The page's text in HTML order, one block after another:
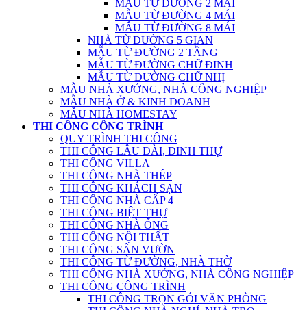
MẪU TỪ ĐƯỜNG 2 MÁI
MẪU TỪ ĐƯỜNG 4 MÁI
MẪU TỪ ĐƯỜNG 8 MÁI
NHÀ TỪ ĐƯỜNG 5 GIAN
MẪU TỪ ĐƯỜNG 2 TẦNG
MẪU TỪ ĐƯỜNG CHỮ ĐINH
MẪU TỪ ĐƯỜNG CHỮ NHỊ
MẪU NHÀ XƯỞNG, NHÀ CÔNG NGHIỆP
MẪU NHÀ Ở & KINH DOANH
MẪU NHÀ HOMESTAY
THI CÔNG CÔNG TRÌNH
QUY TRÌNH THI CÔNG
THI CÔNG LÂU ĐÀI, DINH THỰ
THI CÔNG VILLA
THI CÔNG NHÀ THÉP
THI CÔNG KHÁCH SẠN
THI CÔNG NHÀ CẤP 4
THI CÔNG BIỆT THỰ
THI CÔNG NHÀ ỐNG
THI CÔNG NỘI THẤT
THI CÔNG SÂN VƯỜN
THI CÔNG TỪ ĐƯỜNG, NHÀ THỜ
THI CÔNG NHÀ XƯỞNG, NHÀ CÔNG NGHIỆP
THI CÔNG CÔNG TRÌNH
THI CÔNG TRỌN GÓI VĂN PHÒNG